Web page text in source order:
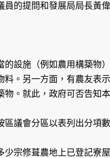
的提問和發展局局長黃
施（例如農用構築物
。另一方面，有農友
。就此，政府可否告知本
區議會分區以表列出分項數
宗修葺農地上已登記寮